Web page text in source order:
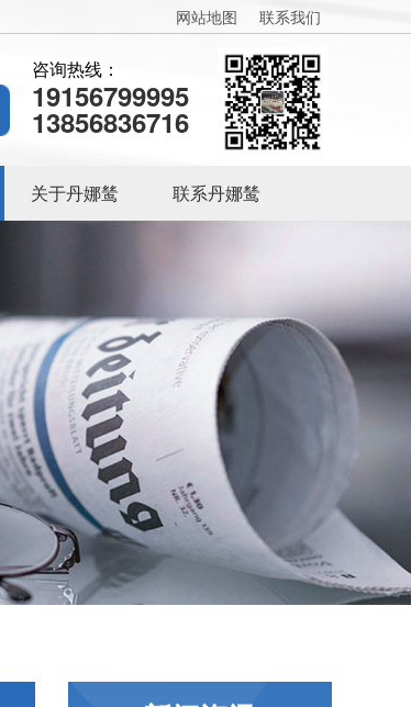
网站地图 联系我们
咨询热线：
19156799995
13856836716
关于丹娜鸶 联系丹娜鸶